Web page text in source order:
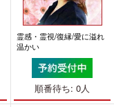
霊感・霊視/復縁/愛に溢れ
温かい
順番待ち: 0人